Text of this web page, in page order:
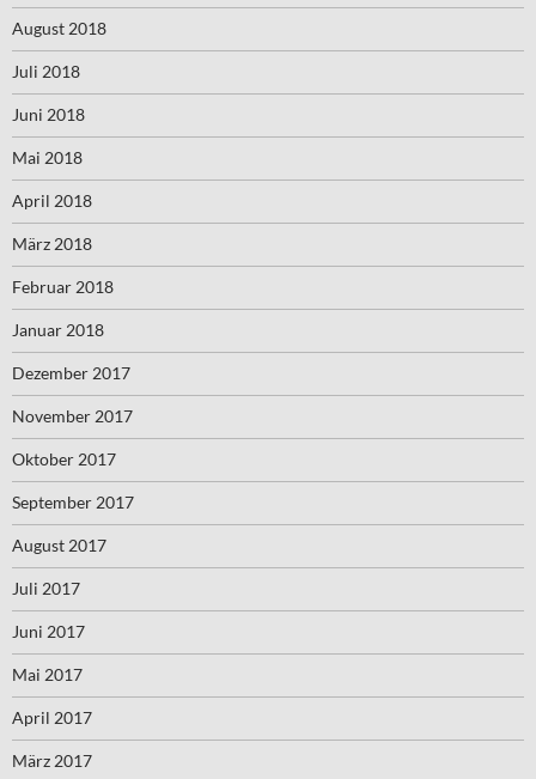
August 2018
Juli 2018
Juni 2018
Mai 2018
April 2018
März 2018
Februar 2018
Januar 2018
Dezember 2017
November 2017
Oktober 2017
September 2017
August 2017
Juli 2017
Juni 2017
Mai 2017
April 2017
März 2017